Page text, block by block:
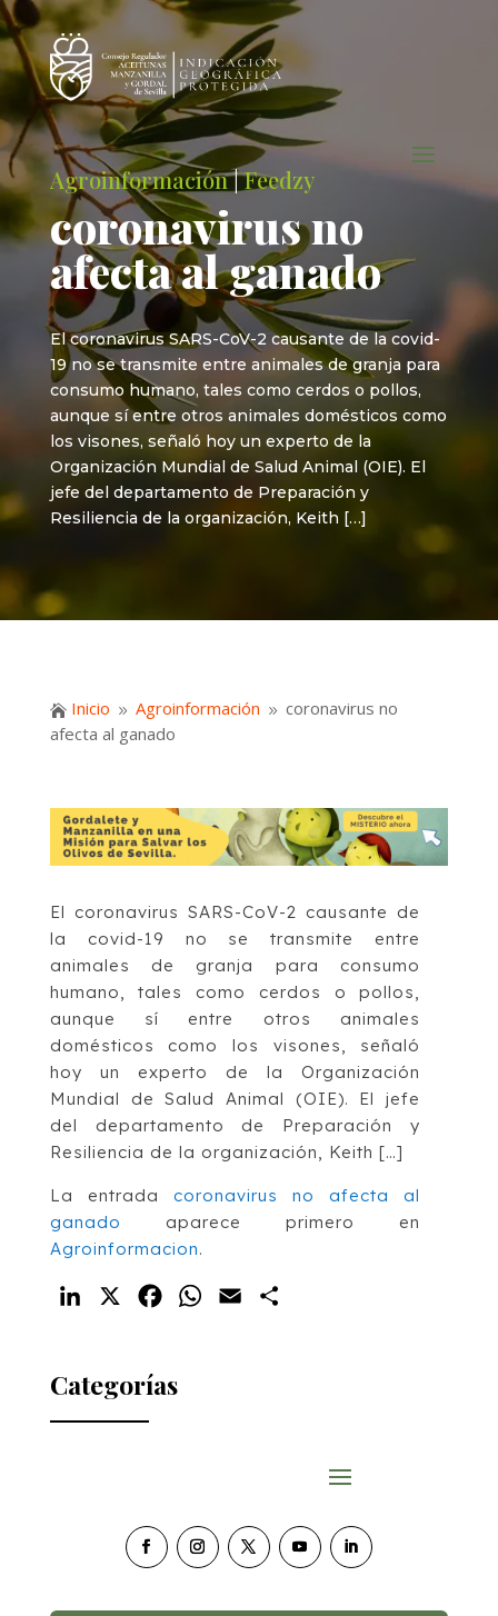
Agroinformación|Feedzy
coronavirus no
afecta al ganado
El coronavirus SARS-CoV-2 causante de la covid-
19 no se transmite entre animales de granja para
consumo humano, tales como cerdos o pollos,
aunque sí entre otros animales domésticos como
los visones, señaló hoy un experto de la
Organización Mundial de Salud Animal (OIE). El
jefe del departamento de Preparación y
Resiliencia de la organización, Keith […]
 Inicio 9 Agroinformación 9 coronavirus no
afecta al ganado
El coronavirus SARS-CoV-2 causante de
la covid-19 no se transmite entre
animales de granja para consumo
humano, tales como cerdos o pollos,
aunque sí entre otros animales
domésticos como los visones, señaló
hoy un experto de la Organización
Mundial de Salud Animal (OIE). El jefe
del departamento de Preparación y
Resiliencia de la organización, Keith […]
La entrada coronavirus no afecta al
ganado aparece primero en
Agroinformacion.
LinkedIn FacebookWhatsApp
Email
Categorías